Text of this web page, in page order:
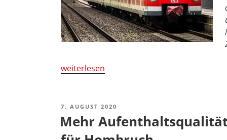
„Mutige
alle:
Rad,
Bus
weiterlesen
VERÖFFENTLICHT
7. AUGUST 2020
Mehr